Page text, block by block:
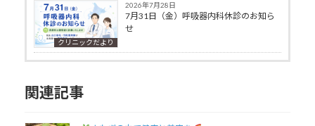
クリニックだより
2026年7月28日
7月31日（金）呼吸器内科休診のお知ら
せ
関連記事